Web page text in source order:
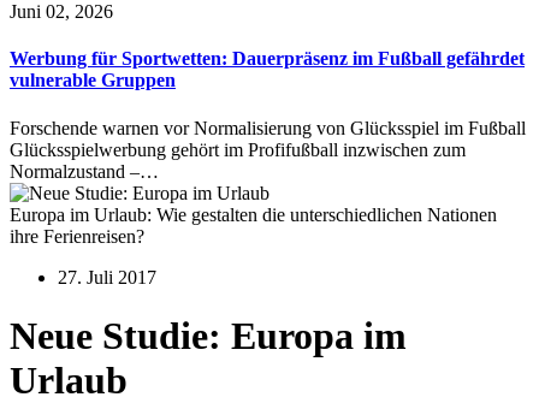
Juni 02, 2026
Werbung für Sportwetten: Dauerpräsenz im Fußball gefährdet
vulnerable Gruppen
Forschende warnen vor Normalisierung von Glücksspiel im Fußball
Glücksspielwerbung gehört im Profifußball inzwischen zum
Normalzustand –…
Europa im Urlaub: Wie gestalten die unterschiedlichen Nationen
ihre Ferienreisen?
27. Juli 2017
Neue Studie: Europa im
Urlaub